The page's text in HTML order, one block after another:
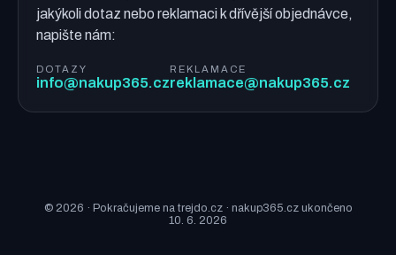
jakýkoli dotaz nebo reklamaci k dřívější objednávce,
napište nám:
DOTAZY
info@nakup365.cz
REKLAMACE
reklamace@nakup365.cz
© 2026 · Pokračujeme na trejdo.cz · nakup365.cz ukončeno
10. 6. 2026